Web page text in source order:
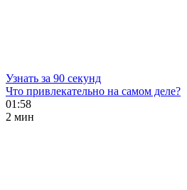
Узнать за 90 секунд
Что привлекательно на самом деле?
01:58
2 мин